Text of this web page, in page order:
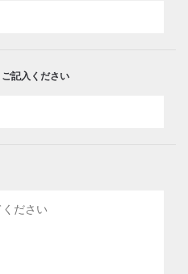
ご記入ください